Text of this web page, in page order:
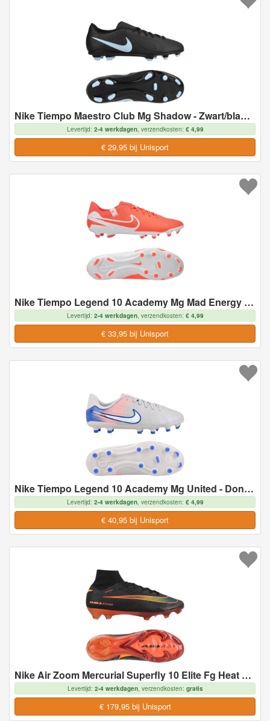
Nike Tiempo Maestro Club Mg Shadow - Zwart/blauw - Multi Ground (Mg), maat 45
Levertijd: 2-4 werkdagen, verzendkosten: € 4,99
€ 29,95 bij Unisport
Nike Tiempo Legend 10 Academy Mg Mad Energy - Hete Lava/wit - Multi Ground (Mg), maat 41
Levertijd: 2-4 werkdagen, verzendkosten: € 4,99
€ 33,95 bij Unisport
Nike Tiempo Legend 10 Academy Mg United - Donkergrijs/racer Blue Kids - Multi Ground (Mg), maat 35
Levertijd: 2-4 werkdagen, verzendkosten: € 4,99
€ 40,95 bij Unisport
Nike Air Zoom Mercurial Superfly 10 Elite Fg Heat Up - Zwart/oranje - Natuurgras (Fg), maat 45
Levertijd: 2-4 werkdagen, verzendkosten: gratis
€ 179,95 bij Unisport